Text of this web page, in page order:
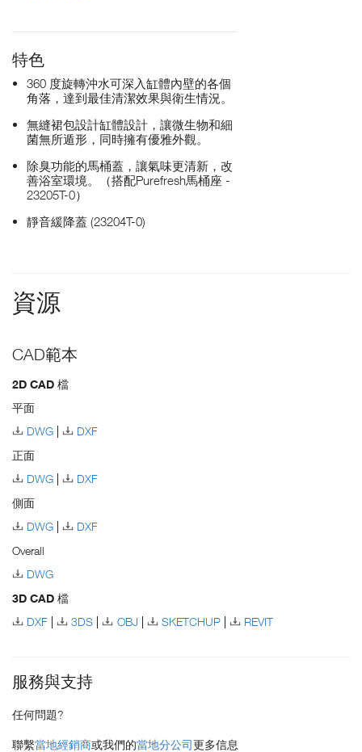
特色
360 度旋轉沖水可深入缸體內壁的各個
角落，達到最佳清潔效果與衛生情況。
無縫裙包設計缸體設計，讓微生物和細
菌無所遁形，同時擁有優雅外觀。
除臭功能的馬桶蓋，讓氣味更清新，改
善浴室環境。（搭配Purefresh馬桶座 -
23205T-0）
靜音緩降蓋 (23204T-0)
資源
CAD範本
2D CAD 檔
平面
DWG
DXF
正面
DWG
DXF
側面
DWG
DXF
Overall
DWG
3D CAD 檔
DXF
3DS OBJ SKETCHUP REVIT
服務與支持
任何問題?
聯繫當地經銷商或我們的當地分公司更多信息